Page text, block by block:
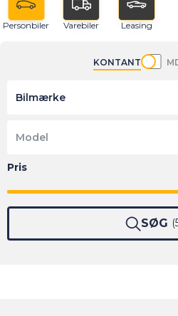
Personbiler Varebiler Leasing
KONTANT
Bilmærke
Model
SØG